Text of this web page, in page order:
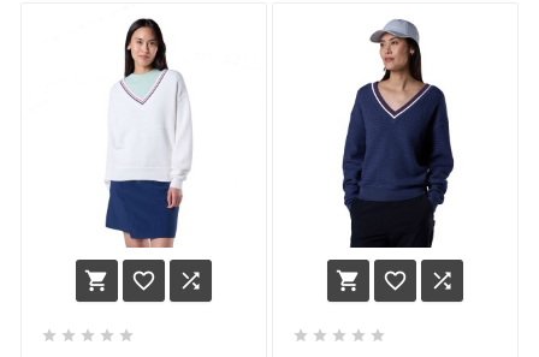
  
    
  
    